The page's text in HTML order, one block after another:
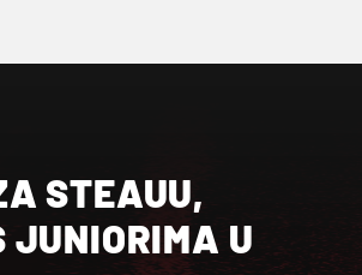
STEAUU,
JUNIORIMA U